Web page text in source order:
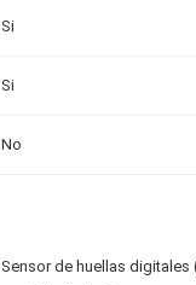
Si
Si
No
Sensor de huellas digitales